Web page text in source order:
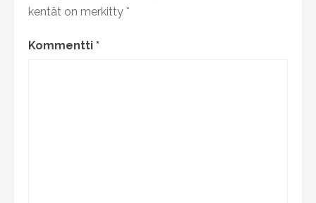
kentät on merkitty *
Kommentti *